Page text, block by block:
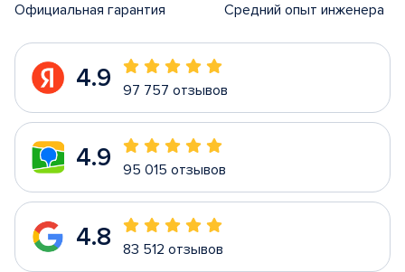
Официальная гарантия Средний опыт инженера
4.9 97 757 отзывов
4.9 95 015 отзывов
4.8 83 512 отзывов